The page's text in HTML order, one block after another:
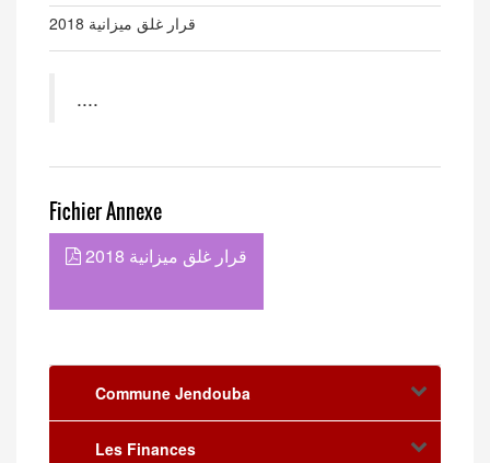
قرار غلق ميزانية 2018
....
Fichier Annexe
قرار غلق ميزانية 2018
Commune Jendouba
Les Finances